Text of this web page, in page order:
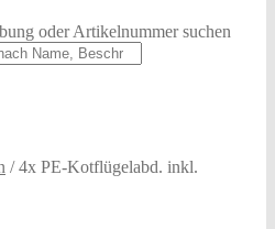
oder Artikelnummer suchen
/4x PE-Kotflügelabd. inkl.